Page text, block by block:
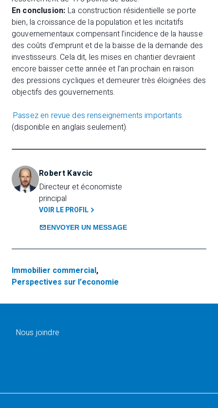
En conclusion: La construction résidentielle se porte
bien, la croissance de la population et les incitatifs
gouvernementaux compensant l’incidence de la hausse
des coûts d’emprunt et de la baisse de la demande des
investisseurs. Cela dit, les mises en chantier devraient
encore baisser cette année et l’an prochain en raison
des pressions cycliques et demeurer très éloignées des
objectifs des gouvernements.
Passez en revue des renseignements importants
(disponible en anglais seulement).
Robert Kavcic
Directeur et économiste
principal
VOIR LE PROFIL
ENVOYER UN MESSAGE
Immobilier commercial,
Perspectives sur l’economie
Nous joindre